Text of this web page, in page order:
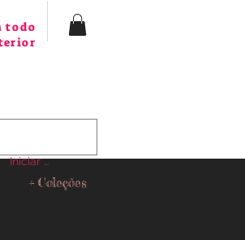
todo
+ Coleções
Iniciar sesión